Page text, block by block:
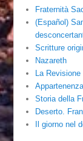
Fraternità
(Español)
Scritture
Nazareth
La
Storia della
Deserto.
Il giorno nel